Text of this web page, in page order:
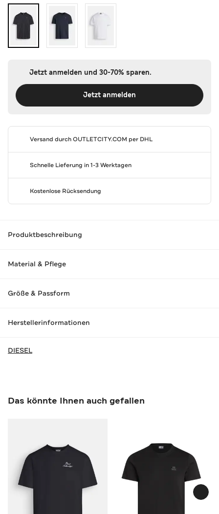
Jetzt anmelden und 30-70% sparen.
Jetzt anmelden
Versand durchOUTLETCITY.COM per DHL
Schnelle Lieferung in 1-3 Werktagen
Kostenlose Rücksendung
Produktbeschreibung
Material & Pflege
Größe & Passform
Herstellerinformationen
DIESEL
Das könnte Ihnen auch gefallen